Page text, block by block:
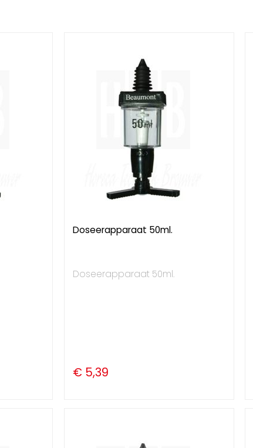
Doseerapparaat 50ml.
Doseerapparaat 50ml.
€ 5,39